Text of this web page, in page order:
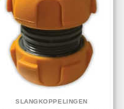
SLANGKOPPELINGEN